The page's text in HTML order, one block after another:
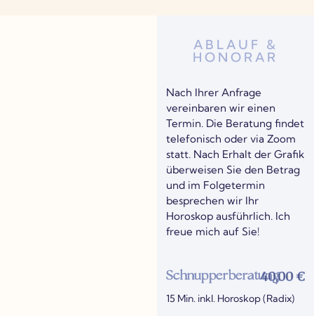
ABLAUF &
HONORAR
Nach Ihrer Anfrage
vereinbaren wir einen
Termin. Die Beratung findet
telefonisch oder via Zoom
statt. Nach Erhalt der Grafik
überweisen Sie den Betrag
und im Folgetermin
besprechen wir Ihr
Horoskop ausführlich. Ich
freue mich auf Sie!
Schnupperberatung40,00 €
15 Min. inkl. Horoskop (Radix)